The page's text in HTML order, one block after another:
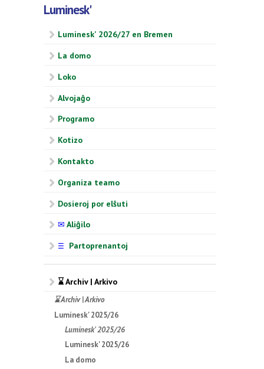
Luminesk'
Luminesk' 2026/27 en Bremen
La domo
Loko
Alvojaĝo
Programo
Kotizo
Kontakto
Organiza teamo
Dosieroj por elŝuti
✉ Aliĝilo
☰ Partoprenantoj
⌛ Archiv | Arkivo
⌛ Archiv | Arkivo
Luminesk' 2025/26
Luminesk' 2025/26
Luminesk' 2025/26
La domo